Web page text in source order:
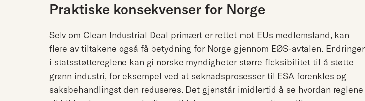
Praktiske konsekvenser for Norge
Selv om Clean Industrial Deal primært er rettet mot EUs medlemsland, kan
flere av tiltakene også få betydning for Norge gjennom EØS-avtalen. Endringer
i statsstøttereglene kan gi norske myndigheter større fleksibilitet til å støtte
grønn industri, for eksempel ved at søknadsprosesser til ESA forenkles og
saksbehandlingstiden reduseres. Det gjenstår imidlertid å se hvordan reglene